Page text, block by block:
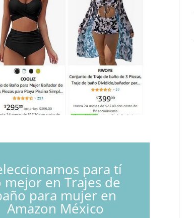
para tí
mejor en Trajes de
para mujer en
Amazon México